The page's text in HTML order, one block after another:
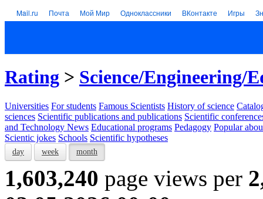
Mail.ru Почта Мой Мир Одноклассники ВКонтакте Игры
Rating > Science/Engineering/
Universities For students Famous Scientists History of science
sciences Scientific publications and publications Scientific
and Technology News Educational programs Pedagogy Popular
Scientic jokes Schools Scientific hypotheses
day week month
1,603,240 page views per